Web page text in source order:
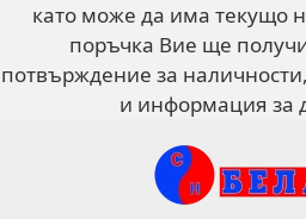
като може да има текущо
поръчка Вие ще
потвърждение за
и информация за